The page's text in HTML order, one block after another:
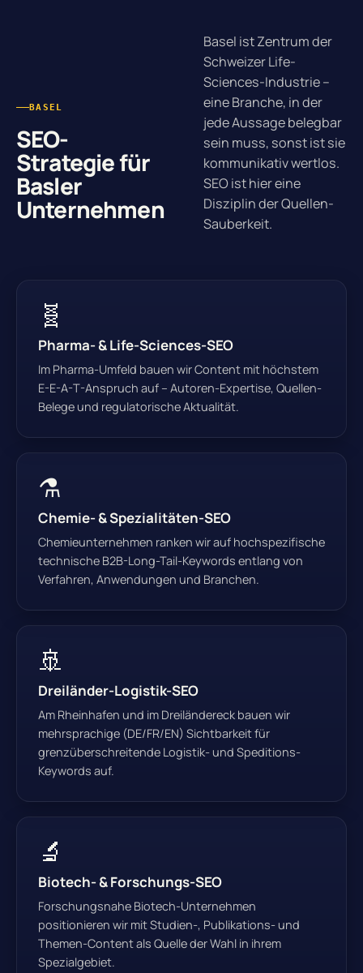
BASEL
SEO-
Strategie für
Basler
Unternehmen
Basel ist Zentrum der
Schweizer Life-
Sciences-Industrie –
eine Branche, in der
jede Aussage belegbar
sein muss, sonst ist sie
kommunikativ wertlos.
SEO ist hier eine
Disziplin der Quellen-
Sauberkeit.
🧬
Pharma- & Life-Sciences-SEO
Im Pharma-Umfeld bauen wir Content mit höchstem
E-E-A-T-Anspruch auf – Autoren-Expertise, Quellen-
Belege und regulatorische Aktualität.
⚗️
Chemie- & Spezialitäten-SEO
Chemieunternehmen ranken wir auf hochspezifische
technische B2B-Long-Tail-Keywords entlang von
Verfahren, Anwendungen und Branchen.
🚢
Dreiländer-Logistik-SEO
Am Rheinhafen und im Dreiländereck bauen wir
mehrsprachige (DE/FR/EN) Sichtbarkeit für
grenzüberschreitende Logistik- und Speditions-
Keywords auf.
🔬
Biotech- & Forschungs-SEO
Forschungsnahe Biotech-Unternehmen
positionieren wir mit Studien-, Publikations- und
Themen-Content als Quelle der Wahl in ihrem
Spezialgebiet.